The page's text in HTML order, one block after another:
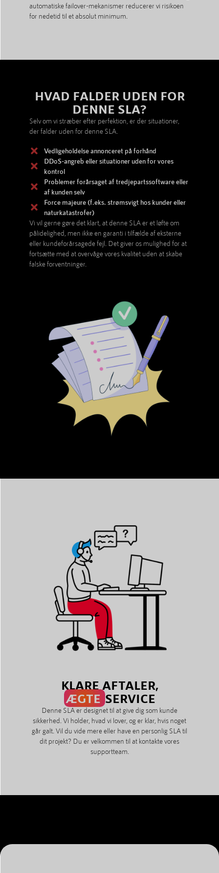
automatiske failover-mekanismer reducerer vi risikoen
for nedetid til et absolut minimum.
HVAD FALDER UDEN FOR
DENNE SLA?
Selv om vi stræber efter perfektion, er der situationer,
der falder uden for denne SLA.
Vedligeholdelse annonceret på forhånd
DDoS-angreb eller situationer uden for vores
kontrol
Problemer forårsaget af tredjepartssoftware eller
af kunden selv
Force majeure (f.eks. strømsvigt hos kunder eller
naturkatastrofer)
Vi vil gerne gøre det klart, at denne SLA er et løfte om
pålidelighed, men ikke en garanti i tilfælde af eksterne
eller kundeforårsagede fejl. Det giver os mulighed for at
fortsætte med at overvåge vores kvalitet uden at skabe
falske forventninger.
KLARE AFTALER,
ÆGTE SERVICE
Denne SLA er designet til at give dig som kunde
sikkerhed. Vi holder, hvad vi lover, og er klar, hvis noget
går galt. Vil du vide mere eller have en personlig SLA til
dit projekt? Du er velkommen til at kontakte vores
supportteam.